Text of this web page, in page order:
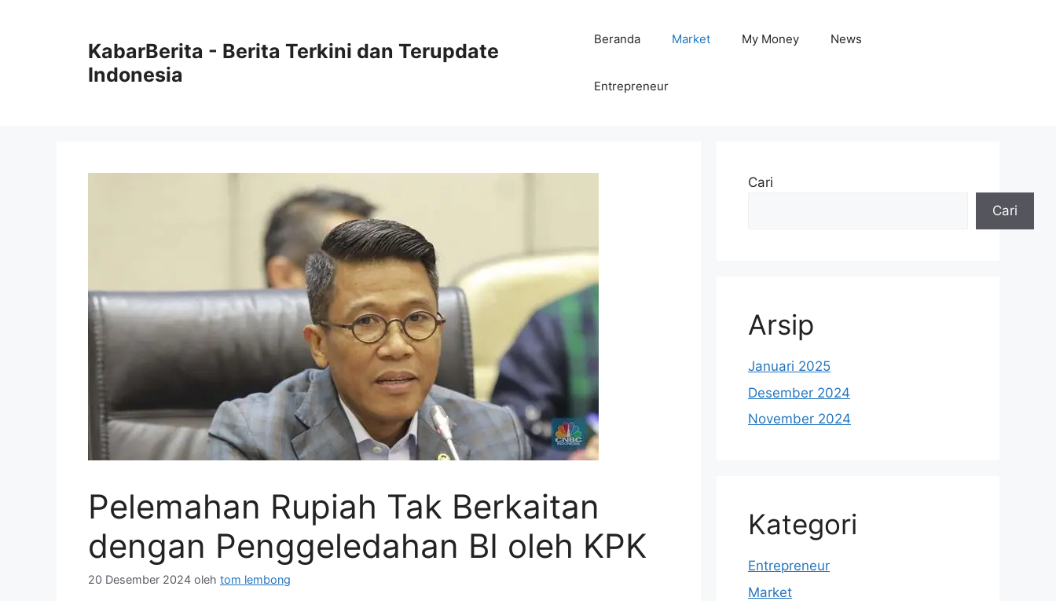
KabarBerita - Berita Terkini dan Terupdate
Indonesia
Beranda Market My Money News
Entrepreneur
Pelemahan Rupiah Tak Berkaitan
dengan Penggeledahan BI oleh KPK
20 Desember 2024 oleh tom lembong
Cari
Cari
Arsip
Januari 2025
Desember 2024
November 2024
Kategori
Entrepreneur
Market